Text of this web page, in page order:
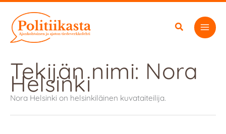
sisältöön
Tekijän nimi: Nora
Helsinki
Nora Helsinki on helsinkiläinen kuvataiteilija.